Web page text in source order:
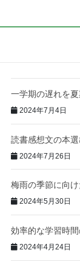
一学期の遅れを
2024年7月4日
読書感想文の本
2024年7月26日
梅雨の季節に向
2024年5月30日
効率的な学習時
2024年4月24日